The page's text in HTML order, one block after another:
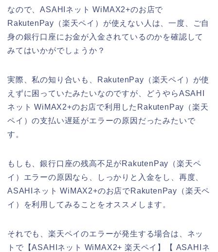
なので、ASAHIネット WiMAX2+のお店で
RakutenPay（楽天ペイ）が使えない人は、一度、ご自
身の銀行口座にお金が入金されているのかを確認して
みてはいかがでしょうか？
実際、私の知り合いも、RakutenPay（楽天ペイ）が使
えずに困っていたみたいなのですが、どうやらASAHI
ネット WiMAX2+のお店で利用したRakutenPay（楽天
ペイ）の支払い遅延がエラーの原因だったみたいで
す。
もしも、銀行口座の残高不足がRakutenPay（楽天ペ
イ）エラーの原因なら、しっかりと入金をし、再度、
ASAHIネット WiMAX2+のお店でRakutenPay（楽天ペ
イ）を利用してみることをオススメします。
それでも、楽天ペイのエラーが発生する場合は、ネッ
トで【ASAHIネット WiMAX2+ 楽天ペイ】【 ASAHIネ